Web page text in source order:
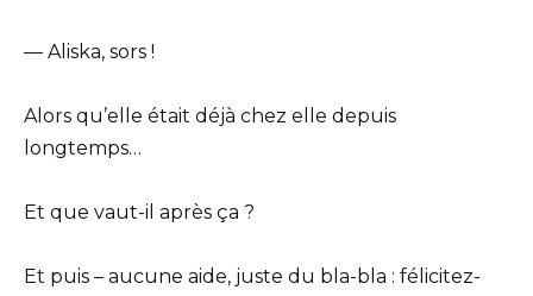
— Aliska, sors !
Alors qu’elle était déjà chez elle depuis
longtemps…
Et que vaut-il après ça ?
Et puis – aucune aide, juste du bla-bla : félicitez-